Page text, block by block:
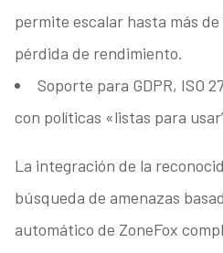
permite escalar hasta más
pérdida de rendimiento.
Soporte para GDPR, ISO
con políticas «listas para
La integración de la
búsqueda de amenazas
automático de ZoneFox